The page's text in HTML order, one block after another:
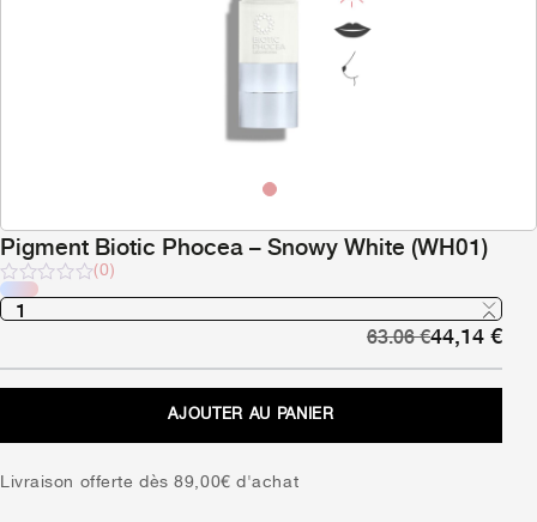
Pigment Biotic Phocea – Snowy White (WH01)
Note
sur
(0)
63.06€Le
prix
initial
63,06 €.
44,14€Le
prix
AJOUTER AU PANIER
Livraison offerte dès 89,00€ d'achat